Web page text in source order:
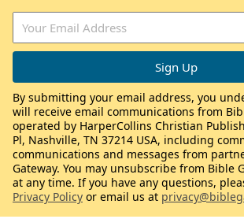
By submitting your email address, you
will receive email communications from
operated by HarperCollins Christian
Pl, Nashville, TN 37214 USA, including
communications and messages from
Gateway. You may unsubscribe from Bible
at any time. If you have any questions,
Privacy Policy or email us at